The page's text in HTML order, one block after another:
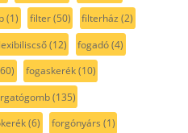
(1) filter(50) filterház (2)
(12) fogadó(4)
fogaskerék(10)
(135)
(6) forgónyárs (1)